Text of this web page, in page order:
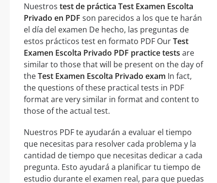
Nuestros test de práctica Test Examen Escolta
Privado en PDF son parecidos a los que te harán
el día del examen De hecho, las preguntas de
estos prácticos test en formato PDF OurTest
Examen Escolta Privado PDF practice tests are
similar to those that will be present on the day of
theTest Examen Escolta Privado exam In fact,
the questions of these practical tests in PDF
format are very similar in format and content to
those of the actual test.
Nuestros PDF te ayudarán a evaluar el tiempo
que necesitas para resolver cada problema y la
cantidad de tiempo que necesitas dedicar a cada
pregunta. Esto ayudará a planificar tu tiempo de
estudio durante el examen real, para que puedas